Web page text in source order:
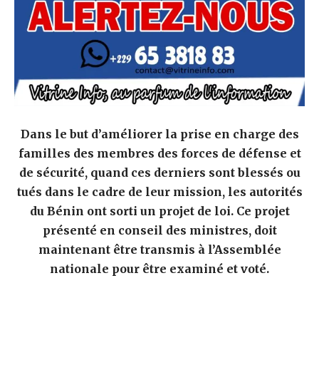
Dans le but d’améliorer la prise en charge des
familles des membres des forces de défense et
de sécurité, quand ces derniers sont blessés ou
tués dans le cadre de leur mission, les autorités
du Bénin ont sorti un projet de loi. Ce projet
présenté en conseil des ministres, doit
maintenant être transmis à l’Assemblée
nationale pour être examiné et voté.